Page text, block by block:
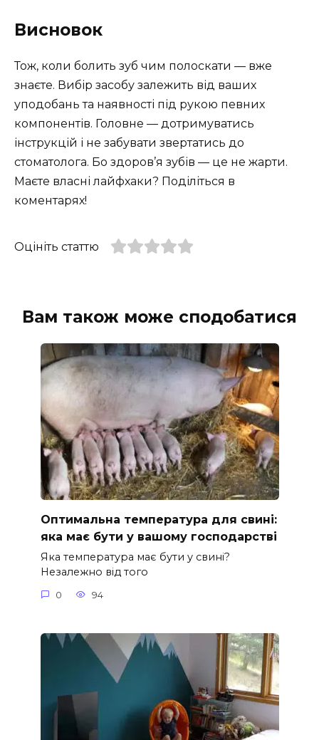
Висновок
Тож, коли болить зуб чим полоскати — вже
знаєте. Вибір засобу залежить від ваших
уподобань та наявності під рукою певних
компонентів. Головне — дотримуватись
інструкцій і не забувати звертатись до
стоматолога. Бо здоров’я зубів — це не жарти.
Маєте власні лайфхаки? Поділіться в
коментарях!
Оцініть статтю
Вам також може сподобатися
Оптимальна температура для свині:
яка має бути у вашому господарстві
Яка температура має бути у свині?
Незалежно від того
0 94